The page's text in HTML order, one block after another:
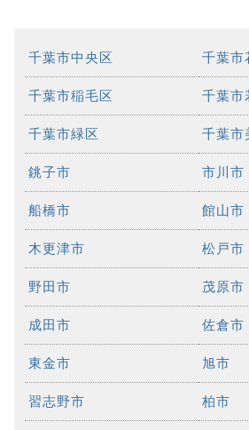
千葉市中央区 千葉市
千葉市稲毛区 千葉市
千葉市緑区 千葉市
銚子市 市川市
船橋市 館山市
木更津市 松戸市
野田市 茂原市
成田市 佐倉市
東金市 旭市
習志野市 柏市